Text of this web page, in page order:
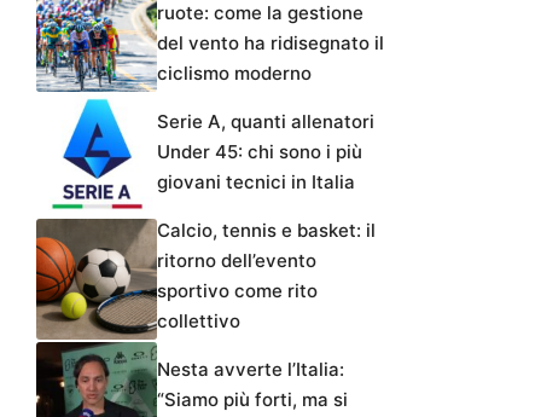
ruote: come la gestione
del vento ha ridisegnato il
ciclismo moderno
Serie A, quanti allenatori
Under 45: chi sono i più
giovani tecnici in Italia
Calcio, tennis e basket: il
ritorno dell’evento
sportivo come rito
collettivo
Nesta avverte l’Italia:
“Siamo più forti, ma si